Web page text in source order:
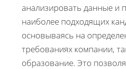
анализировать данные и
наиболее подходящих
основываясь на
требованиях компании,
образование. Это